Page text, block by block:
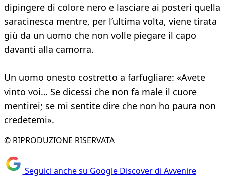
dipingere di colore nero e lasciare ai posteri quella
saracinesca mentre, per l’ultima volta, viene tirata
giù da un uomo che non volle piegare il capo
davanti alla camorra.
Un uomo onesto costretto a farfugliare: «Avete
vinto voi… Se dicessi che non fa male il cuore
mentirei; se mi sentite dire che non ho paura non
credetemi».
© RIPRODUZIONE RISERVATA
Seguici anche su Google Discover di Avvenire